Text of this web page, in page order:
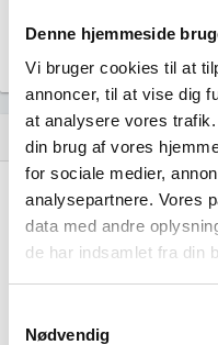
Denne hjemmeside
Vi bruger cookies til at
annoncer, til at vise dig
at analysere vores
din brug af vores
for sociale medier,
analysepartnere. Vores
data med andre
de har indsamlet fra din
Nødvendig
Årsrapporten 2024-12
assignment Regnskaber
Resultat i 1000 DKK
Nettoomsætning
Bruttofortjeneste
Driftsresultat (EBIT)